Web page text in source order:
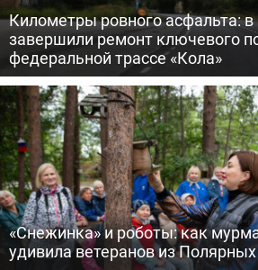
Километры ровного асфальта:
завершили ремонт ключевого
федеральной трассе «Кола»
«Снежинка» и роботы: как
удивила ветеранов из